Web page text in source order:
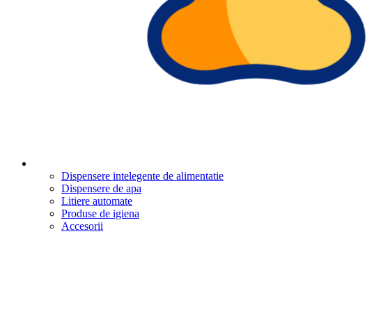
Dispensere intelegente de alimentatie
Dispensere de apa
Litiere automate
Produse de igiena
Accesorii